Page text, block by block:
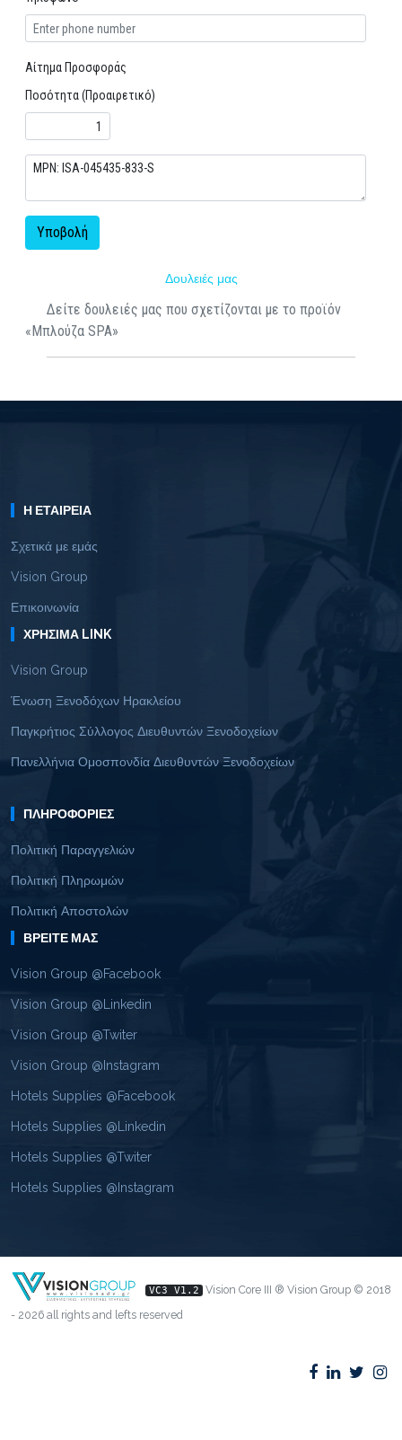
Αίτημα Προσφοράς
Ποσότητα (Προαιρετικό)
Υποβολή
Δουλειές μας
Δείτε δουλειές μας που σχετίζονται με το προϊόν
«Μπλούζα SPA»
Η ΕΤΑΙΡΕΊΑ
Σχετικά με εμάς
Vision Group
Επικοινωνία
ΧΡΉΣΙΜΑ LINK
Vision Group
Ένωση Ξενοδόχων Ηρακλείου
Παγκρήτιος Σύλλογος Διευθυντών Ξενοδοχείων
Πανελλήνια Ομοσπονδία Διευθυντών Ξενοδοχείων
ΠΛΗΡΟΦΟΡΊΕΣ
Πολιτική Παραγγελιών
Πολιτική Πληρωμών
Πολιτική Αποστολών
ΒΡΕΊΤΕ ΜΑΣ
Vision Group @Facebook
Vision Group @Linkedin
Vision Group @Twiter
Vision Group @Instagram
Hotels Supplies @Facebook
Hotels Supplies @Linkedin
Hotels Supplies @Twiter
Hotels Supplies @Instagram
VC3 V1.2
Vision Core III ® Vision Group © 2018
- 2026 all rights and lefts reserved